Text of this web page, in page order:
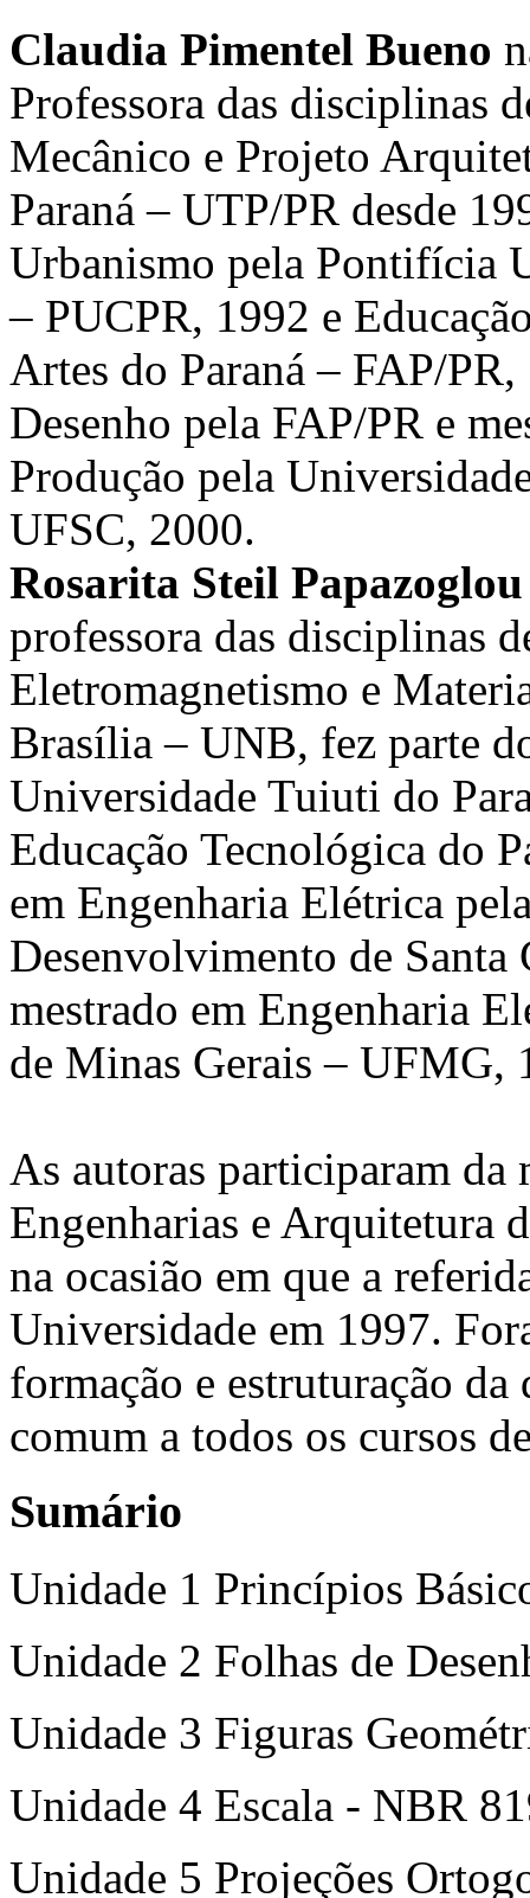
Claudia Pimentel Bueno
Professora das disciplinas
Mecânico e Projeto
Paraná – UTP/PR desde
Urbanismo pela Pontifícia
– PUCPR, 1992 e
Artes do Paraná – FAP/
Desenho pela FAP/PR e
Produção pela
UFSC, 2000.
Rosarita Steil Papazoglou
professora das disciplinas
Eletromagnetismo e
Brasília – UNB, fez parte
Universidade Tuiuti do
Educação Tecnológica do
em Engenharia Elétrica
Desenvolvimento de Santa
mestrado em Engenharia
de Minas Gerais – UFMG,
As autoras participaram da
Engenharias e Arquitetura
na ocasião em que a
Universidade em 1997.
formação e estruturação
comum a todos os cursos
Sumário
Unidade 1 Princípios
Unidade 2 Folhas de
Unidade 3 Figuras
Unidade 4 Escala - NBR
Unidade 5 Projeções